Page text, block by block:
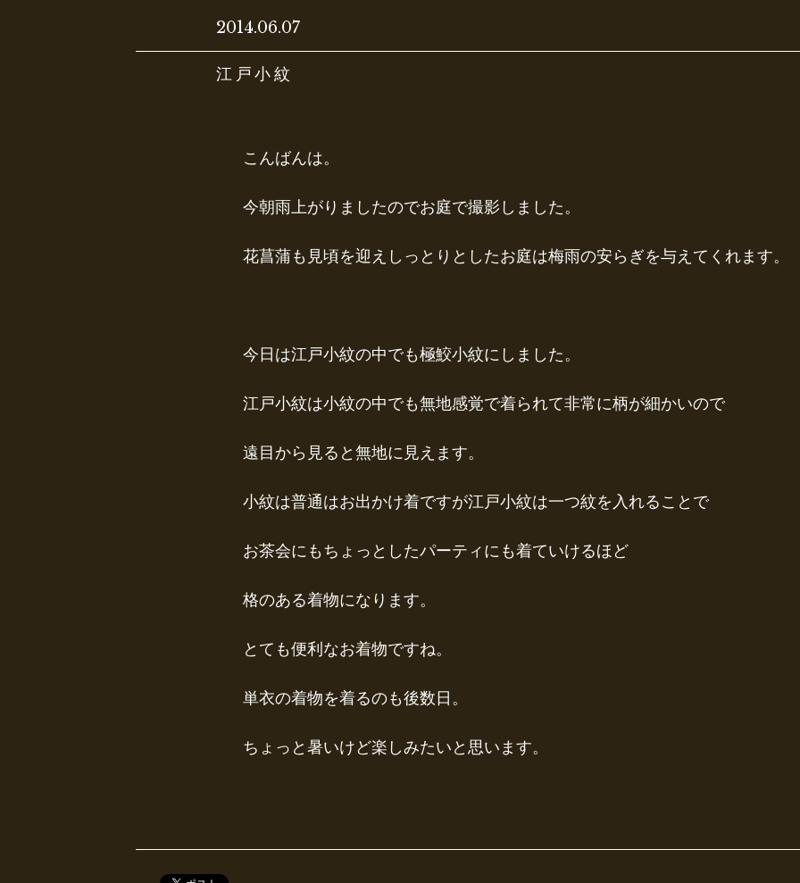
2014.06.07
江戸小紋
こんばんは。
今朝雨上がりましたのでお庭で撮影しました。
花菖蒲も見頃を迎えしっとりとしたお庭は梅雨の安らぎを与えてくれます。
今日は江戸小紋の中でも極鮫小紋にしました。
江戸小紋は小紋の中でも無地感覚で着られて非常に柄が細かいので
遠目から見ると無地に見えます。
小紋は普通はお出かけ着ですが江戸小紋は一つ紋を入れることで
お茶会にもちょっとしたパーティにも着ていけるほど
格のある着物になります。
とても便利なお着物ですね。
単衣の着物を着るのも後数日。
ちょっと暑いけど楽しみたいと思います。